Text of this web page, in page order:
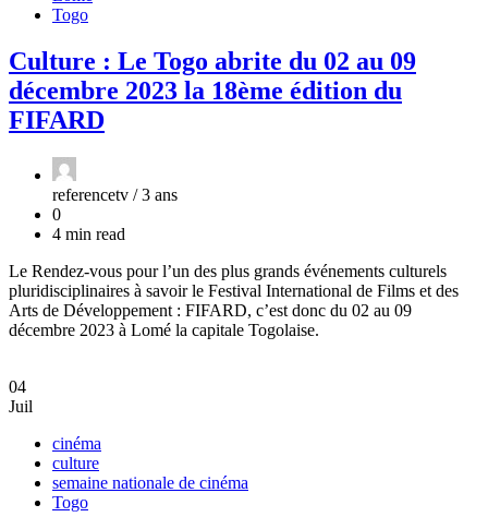
Togo
Culture : Le Togo abrite du 02 au 09
décembre 2023 la 18ème édition du
FIFARD
referencetv /3 ans
0
4 min read
Le Rendez-vous pour l’un des plus grands événements culturels
pluridisciplinaires à savoir le Festival International de Films et des
Arts de Développement : FIFARD, c’est donc du 02 au 09
décembre 2023 à Lomé la capitale Togolaise.
04
Juil
cinéma
culture
semaine nationale de cinéma
Togo